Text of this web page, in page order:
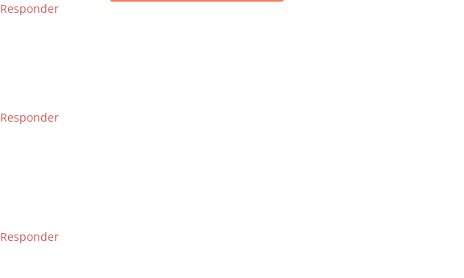
Responder
Responder
Responder